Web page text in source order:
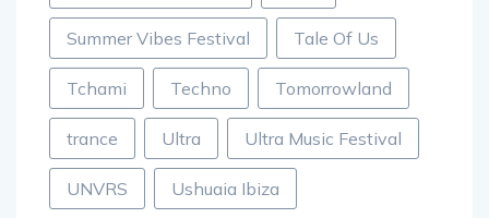
Summer Vibes Festival Tale Of Us
Tchami Techno Tomorrowland
trance Ultra Ultra Music Festival
UNVRS Ushuaia Ibiza